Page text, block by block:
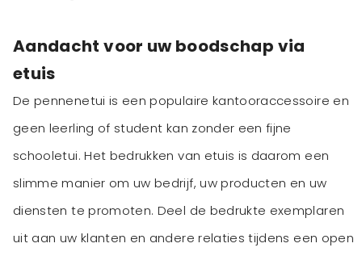
Aandacht voor uw boodschap via
etuis
De pennenetui is een populaire kantooraccessoire en
geen leerling of student kan zonder een fijne
schooletui. Het bedrukken van etuis is daarom een
slimme manier om uw bedrijf, uw producten en uw
diensten te promoten. Deel de bedrukte exemplaren
uit aan uw klanten en andere relaties tijdens een open